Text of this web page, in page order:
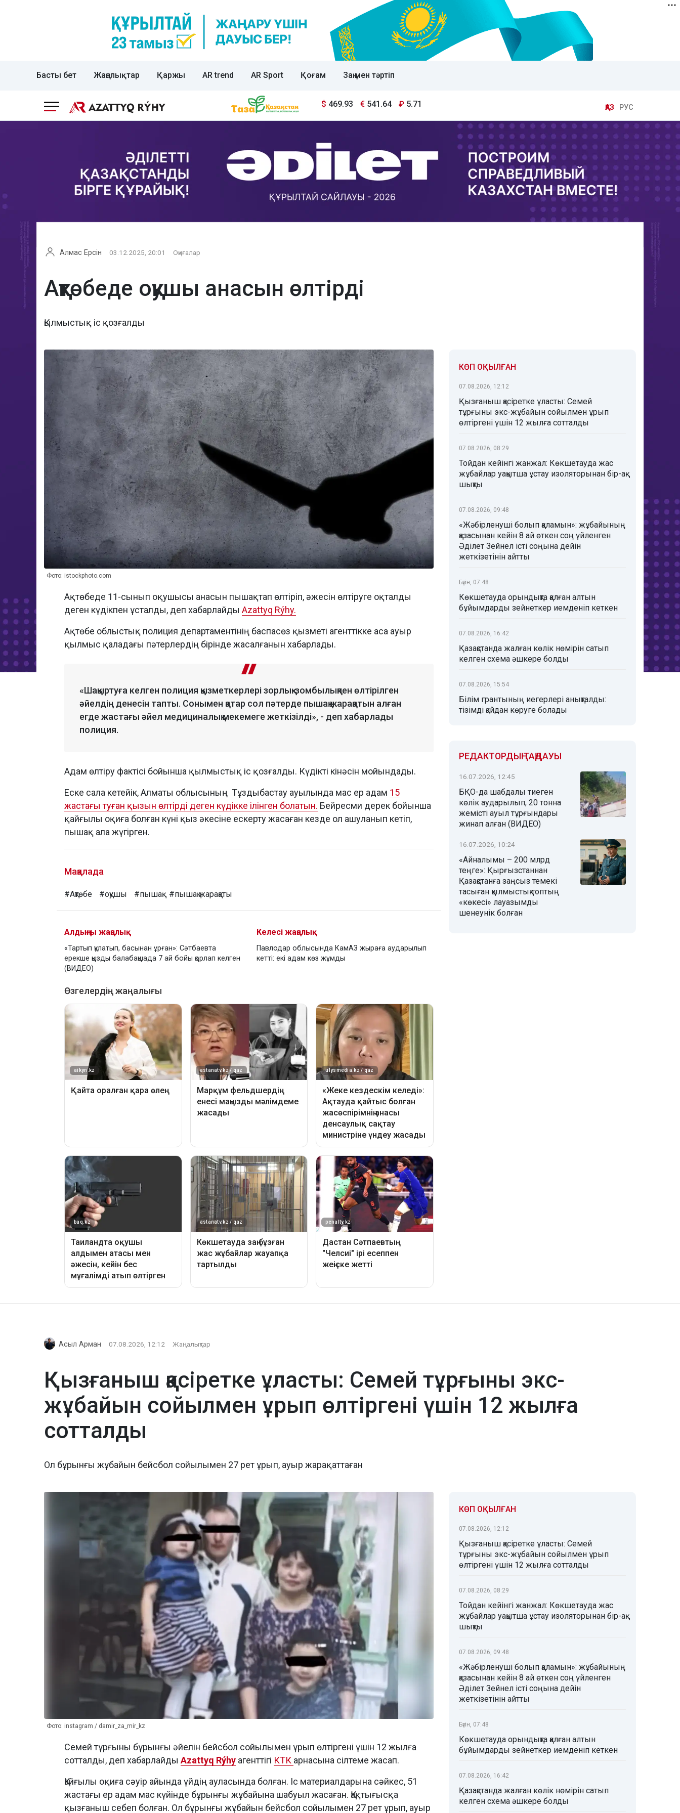
Басты бет Жаңалықтар Қаржы AR trend AR Sport Қоғам Заң мен тәртіп
$ 469.93 € 541.64 ₽ 5.71 ҚАЗ РУС
Алмас Ерсін 03.12.2025, 20:01 Оқиғалар
Ақтөбеде оқушы анасын өлтірді
Қылмыстық іс қозғалды
Фото: istockphoto.com
Ақтөбеде 11-сынып оқушысы анасын пышақтап өлтіріп, әжесін өлтіруге оқталды
деген күдікпен ұсталды, деп хабарлайды Azattyq Rýhy.
Ақтөбе облыстық полиция департаментінің баспасөз қызметі агенттікке аса ауыр
қылмыс қаладағы пәтерлердің бірінде жасалғанын хабарлады.
«Шақыртуға келген полиция қызметкерлері зорлық-зомбылықпен өлтірілген
әйелдің денесін тапты. Сонымен қатар сол пәтерде пышақ жарақатын алған
егде жастағы әйел медициналық мекемеге жеткізілді», - деп хабарлады
полиция.
Адам өлтіру фактісі бойынша қылмыстық іс қозғалды. Күдікті кінәсін мойындады.
Еске сала кетейік, Алматы облысының Тұздыбастау ауылында мас ер адам 15
жастағы туған қызын өлтірді деген күдікке ілінген болатын. Бейресми дерек бойынша
қайғылы оқиға болған күні қыз әкесіне ескерту жасаған кезде ол ашуланып кетіп,
пышақ ала жүгірген.
Мақалада
#Ақтөбе #оқушы #пышақ #пышақ жарақаты
Алдыңғы жаңалық
«Тартып құлатып, басынан ұрған»: Сәтбаевта
ерекше қызды балабақшада 7 ай бойы қорлап келген
(ВИДЕО)
Келесі жаңалық
Павлодар облысында КамАЗ жыраға аударылып
кетті: екі адам көз жұмды
КӨП ОҚЫЛҒАН
07.08.2026, 12:12
Қызғаныш қасіретке ұласты: Семей
тұрғыны экс-жұбайын сойылмен ұрып
өлтіргені үшін 12 жылға сотталды
07.08.2026, 08:29
Тойдан кейінгі жанжал: Көкшетауда жас
жұбайлар уақытша ұстау изоляторынан бір-ақ
шықты
07.08.2026, 09:48
«Жәбірленуші болып қаламын»: жұбайының
қазасынан кейін 8 ай өткен соң үйленген
Әділет Зейнел істі соңына дейін
жеткізетінін айтты
Бүгін, 07:48
Көкшетауда орындықта қалған алтын
бұйымдарды зейнеткер иемденіп кеткен
07.08.2026, 16:42
Қазақстанда жалған көлік нөмірін сатып
келген схема әшкере болды
07.08.2026, 15:54
Білім грантының иегерлері анықталды:
тізімді қайдан көруге болады
РЕДАКТОРДЫҢ ТАҢДАУЫ
16.07.2026, 12:45
БҚО-да шабдалы тиеген
көлік аударылып, 20 тонна
жемісті ауыл тұрғындары
жинап алған (ВИДЕО)
16.07.2026, 10:24
«Айналымы – 200 млрд
теңге»: Қырғызстаннан
Қазақстанға заңсыз темекі
тасыған қылмыстық топтың
«көкесі» лауазымды
шенеунік болған
Асыл Арман 07.08.2026, 12:12 Жаңалықтар
Қызғаныш қасіретке ұласты: Семей тұрғыны экс-
жұбайын сойылмен ұрып өлтіргені үшін 12 жылға
сотталды
Ол бұрынғы жұбайын бейсбол сойылымен 27 рет ұрып, ауыр жарақаттаған
Фото: instagram / damir_za_mir_kz
Семей тұрғыны бұрынғы әйелін бейсбол сойылымен ұрып өлтіргені үшін 12 жылға
сотталды, деп хабарлайдыAzattyq Rýhy агенттігі КТК арнасына сілтеме жасап.
Қайғылы оқиға сәуір айында үйдің ауласында болған. Іс материалдарына сәйкес, 51
жастағы ер адам мас күйінде бұрынғы жұбайына шабуыл жасаған. Қақтығысқа
қызғаныш себеп болған. Ол бұрынғы жұбайын бейсбол сойылымен 27 рет ұрып, ауыр
КӨП ОҚЫЛҒАН
07.08.2026, 12:12
Қызғаныш қасіретке ұласты: Семей
тұрғыны экс-жұбайын сойылмен ұрып
өлтіргені үшін 12 жылға сотталды
07.08.2026, 08:29
Тойдан кейінгі жанжал: Көкшетауда жас
жұбайлар уақытша ұстау изоляторынан бір-ақ
шықты
07.08.2026, 09:48
«Жәбірленуші болып қаламын»: жұбайының
қазасынан кейін 8 ай өткен соң үйленген
Әділет Зейнел істі соңына дейін
жеткізетінін айтты
Бүгін, 07:48
Көкшетауда орындықта қалған алтын
бұйымдарды зейнеткер иемденіп кеткен
07.08.2026, 16:42
Қазақстанда жалған көлік нөмірін сатып
келген схема әшкере болды